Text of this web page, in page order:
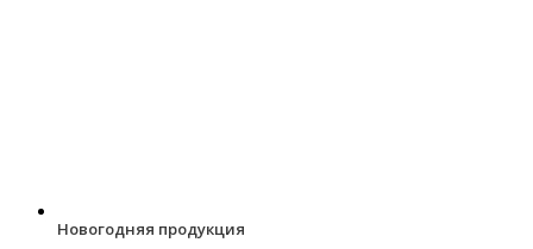
Новогодняя продукция